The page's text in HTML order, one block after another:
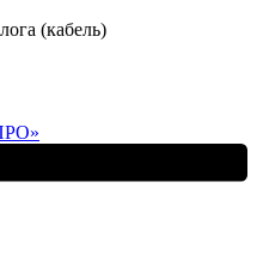
(кабель)